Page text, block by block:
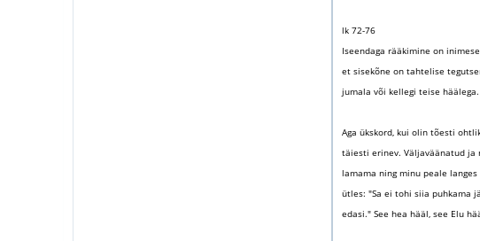
lk 72-76
Iseendaga rääkimine on
et sisekõne on tahtelise
jumala või kellegi teise häälega.
Aga ükskord, kui olin tõesti
täiesti erinev. Väljaväänatud ja
lamama ning minu peale
ütles: "Sa ei tohi siia puhkama
edasi." See hea hääl, see Elu